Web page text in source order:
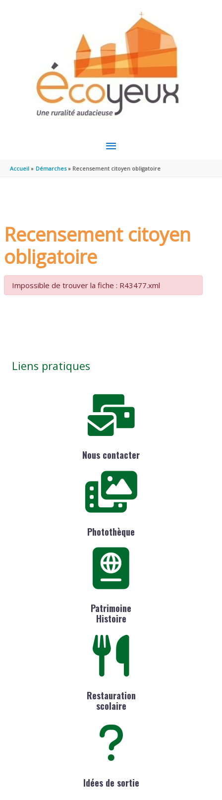
MENU
PRINCIPAL
Accueil Démarches Recensement citoyen obligatoire
Recensement citoyen
obligatoire
Impossible de trouver la fiche : R43477.xml
Liens pratiques
Nous contacter
Photothèque
Patrimoine
Histoire
Restauration
scolaire
Idées de sortie